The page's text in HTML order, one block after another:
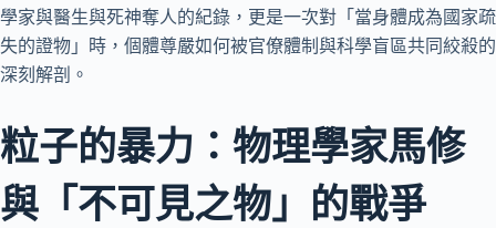
學家與醫生與死神奪人的紀錄，更是一次對「當身體成為國家疏
失的證物」時，個體尊嚴如何被官僚體制與科學盲區共同絞殺的
深刻解剖。
粒子的暴力：物理學家馬修
與「不可見之物」的戰爭